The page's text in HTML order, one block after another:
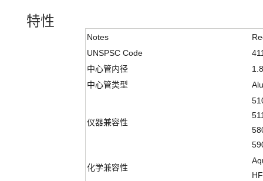
特性
Notes
UNSPSC Code
中心管内径
中心管类型
仪器兼容性
化学兼容性